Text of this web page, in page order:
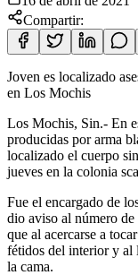
Compartir:
Joven es localizado
en Los Mochis
Los Mochis, Sin.- En
producidas por arma
localizado el cuerpo
jueves en la colonia
Fue el encargado de
dio aviso al número de
que al acercarse a
fétidos del interior y al
la cama.